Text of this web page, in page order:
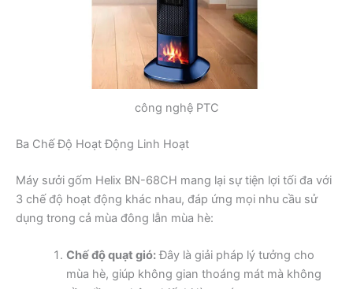
công nghệ PTC
Ba Chế Độ Hoạt Động Linh Hoạt
Máy sưởi gốm Helix BN-68CH mang lại sự tiện lợi tối đa với
3 chế độ hoạt động khác nhau, đáp ứng mọi nhu cầu sử
dụng trong cả mùa đông lẫn mùa hè:
Chế độ quạt gió:Đây là giải pháp lý tưởng cho
mùa hè, giúp không gian thoáng mát mà không